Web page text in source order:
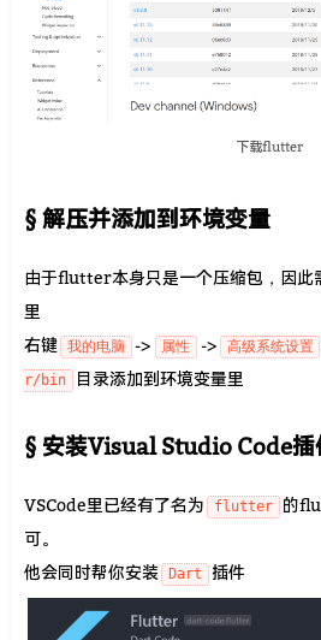
下载flutter
解压并添加到环境变量
由于flutter本身只是一个压缩包，因此
里
右键 我的电脑 -> 属性 -> 高级系统设置
r/bin
目录添加到环境变量里
安装Visual Studio Code插
VSCode里已经有了名为 flutter
的
可。
他会同时帮你安装
Dart 插件